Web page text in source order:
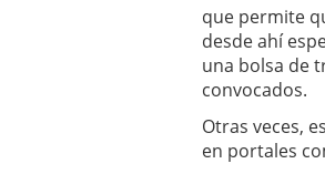
que permite
desde ahí
una bolsa de
convocados.
Otras veces,
en portales